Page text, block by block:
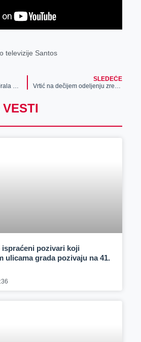
televizije Santos
SLEDEĆE
ispraćeni pozivari koji
ulicama grada pozivaju na 41.